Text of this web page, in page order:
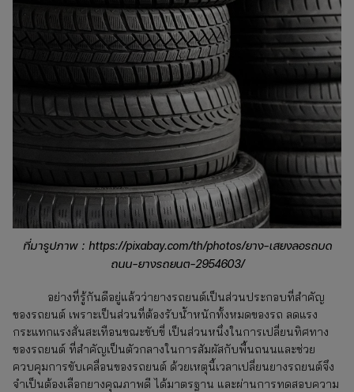
ที่มารูปภาพ : https://pixabay.com/th/photos/ยาง-เสยงลอรถบด
ถนน-ยางรถยนต-2954603/
อย่างที่รู้กันดีอยู่แล้วว่ายางรถยนต์เป็นส่วนประกอบที่สำคัญ
ของรถยนต์ เพราะเป็นส่วนที่ต้องรับน้ำหนักทั้งหมดของรถ ลดแรง
กระแทกแรงสั่นสะเทือนขณะขับขี่ เป็นส่วนหนึ่งในการเปลี่ยนทิศทาง
ของรถยนต์ ที่สำคัญเป็นตัวกลางในการสัมผัสกับพื้นถนนและช่วย
ควบคุมการขับเคลื่อนของรถยนต์ ด้วยเหตุนี้เวลาเปลี่ยนยางรถยนต์จึง
จำเป็นต้องเลือกยางคุณภาพดี ได้มาตรฐาน และผ่านการทดสอบความ